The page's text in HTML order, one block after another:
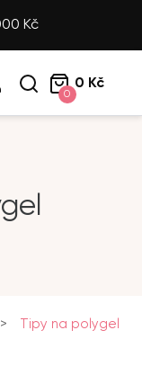
Kč
0
0 Kč
> Tipy na polygel